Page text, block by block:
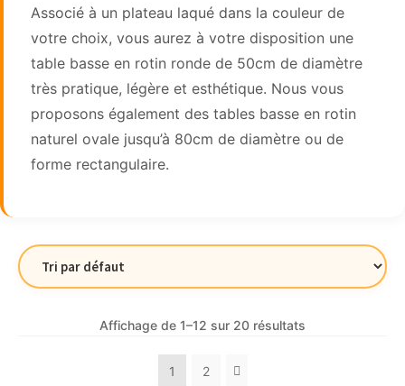
Associé à un plateau laqué dans la couleur de
votre choix, vous aurez à votre disposition une
table basse en rotin ronde de 50cm de diamètre
très pratique, légère et esthétique. Nous vous
proposons également des tables basse en rotin
naturel ovale jusqu’à 80cm de diamètre ou de
forme rectangulaire.
Affichage de 1–12 sur 20 résultats
1 2